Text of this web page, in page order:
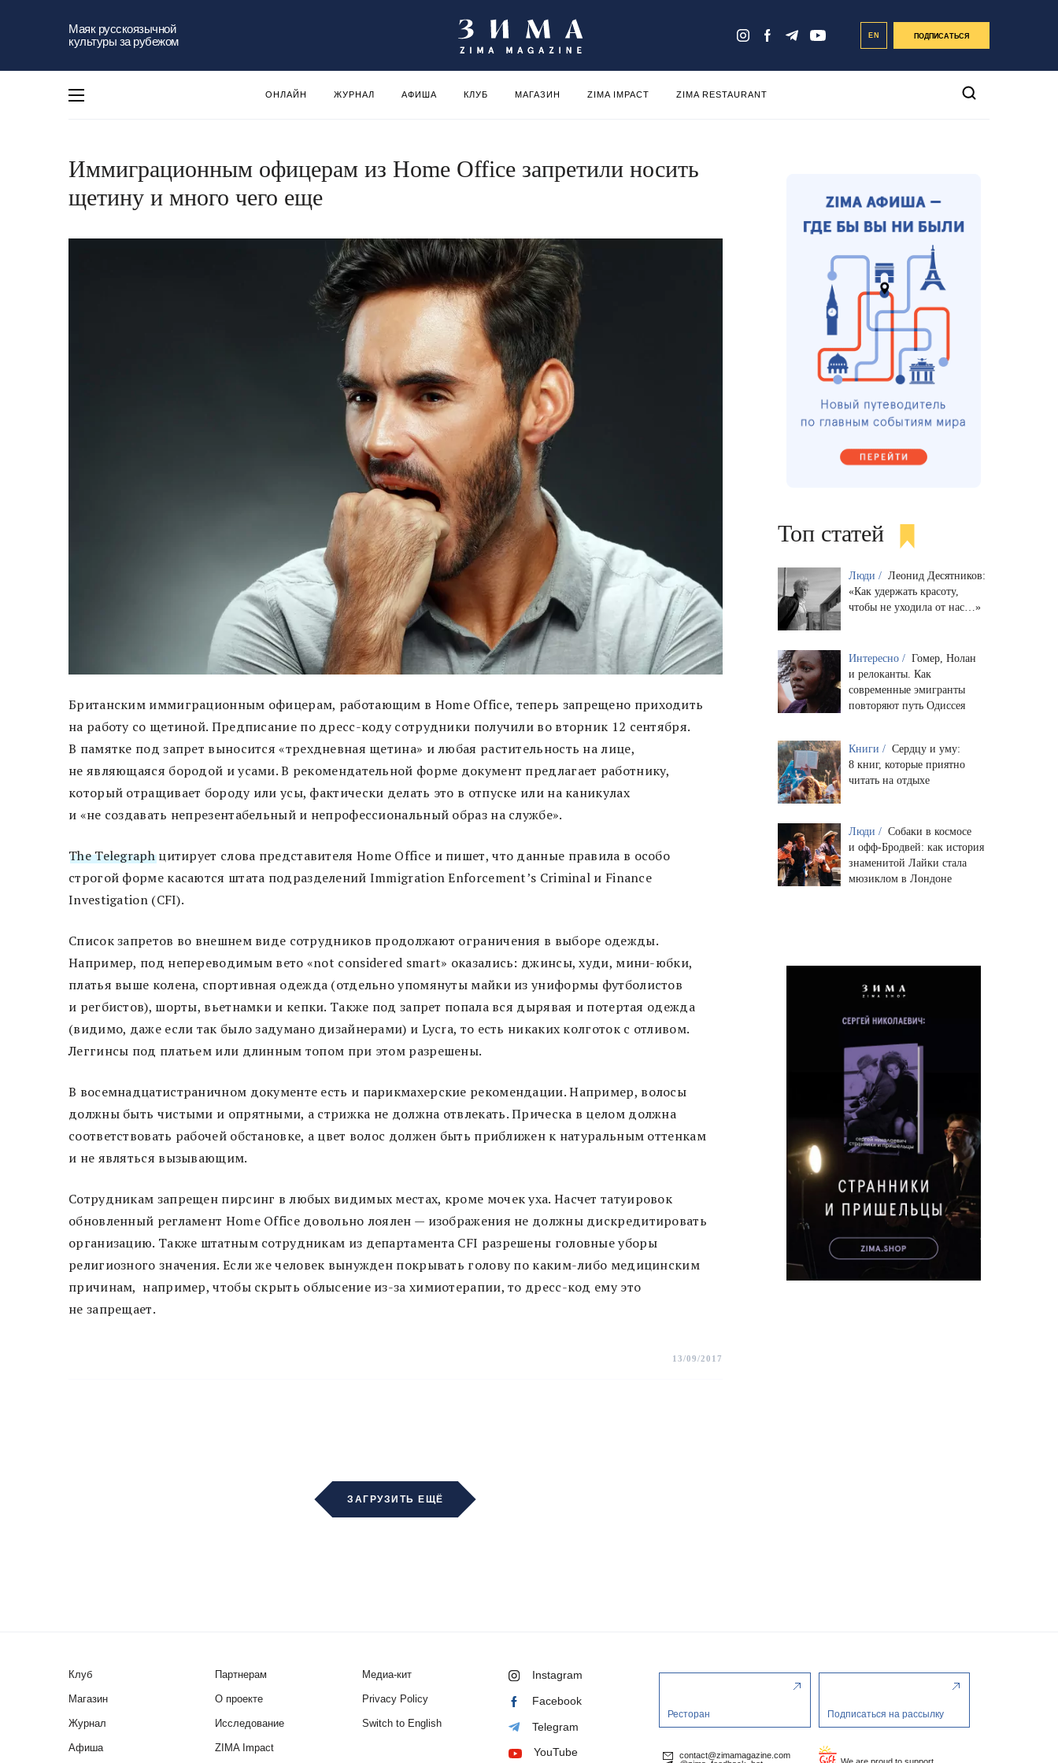
Маяк русскоязычной
культуры за рубежом
EN ПОДПИСАТЬСЯ
ОНЛАЙН ЖУРНАЛ АФИША КЛУБ МАГАЗИН ZIMA IMPACT ZIMA RESTAURANT
Иммиграционным офицерам из Home Office запретили носить
щетину и много чего еще
Британским иммиграционным офицерам, работающим в Home Office, теперь запрещено приходить
на работу со щетиной. Предписание по дресс-коду сотрудники получили во вторник 12 сентября.
В памятке под запрет выносится «трехдневная щетина» и любая растительность на лице,
не являющаяся бородой и усами. В рекомендательной форме документ предлагает работнику,
который отращивает бороду или усы, фактически делать это в отпуске или на каникулах
и «не создавать непрезентабельный и непрофессиональный образ на службе».
The Telegraphцитирует слова представителя Home Office и пишет, что данные правила в особо
строгой форме касаются штата подразделений Immigration Enforcement’s Criminal и Finance
Investigation (CFI).
Список запретов во внешнем виде сотрудников продолжают ограничения в выборе одежды.
Например, под непереводимым вето «not considered smart» оказались: джинсы, худи, мини-юбки,
платья выше колена, спортивная одежда (отдельно упомянуты майки из униформы футболистов
и регбистов), шорты, вьетнамки и кепки. Также под запрет попала вся дырявая и потертая одежда
(видимо, даже если так было задумано дизайнерами) и Lycra, то есть никаких колготок с отливом.
Леггинсы под платьем или длинным топом при этом разрешены.
В восемнадцатистраничном документе есть и парикмахерские рекомендации. Например, волосы
должны быть чистыми и опрятными, а стрижка не должна отвлекать. Прическа в целом должна
соответствовать рабочей обстановке, а цвет волос должен быть приближен к натуральным оттенкам
и не являться вызывающим.
Сотрудникам запрещен пирсинг в любых видимых местах, кроме мочек уха. Насчет татуировок
обновленный регламент Home Office довольно лоялен — изображения не должны дискредитировать
организацию. Также штатным сотрудникам из департамента CFI разрешены головные уборы
религиозного значения. Если же человек вынужден покрывать голову по каким-либо медицинским
причинам, например, чтобы скрыть облысение из-за химиотерапии, то дресс-код ему это
не запрещает.
13/09/2017
ЗАГРУЗИТЬ ЕЩЁ
Топ статей
Люди / Леонид Десятников:
«Как удержать красоту,
чтобы не уходила от нас…»
Интересно / Гомер, Нолан
и релоканты. Как
современные эмигранты
повторяют путь Одиссея
Книги / Сердцу и уму:
8 книг, которые приятно
читать на отдыхе
Люди / Собаки в космосе
и офф-Бродвей: как история
знаменитой Лайки стала
мюзиклом в Лондоне
Клуб
Магазин
Журнал
Афиша
Партнерам
О проекте
Исследование
ZIMA Impact
Медиа-кит
Privacy Policy
Switch to English
Instagram
Facebook
Telegram
YouTube
Ресторан Подписаться на рассылку
contact@zimamagazine.com